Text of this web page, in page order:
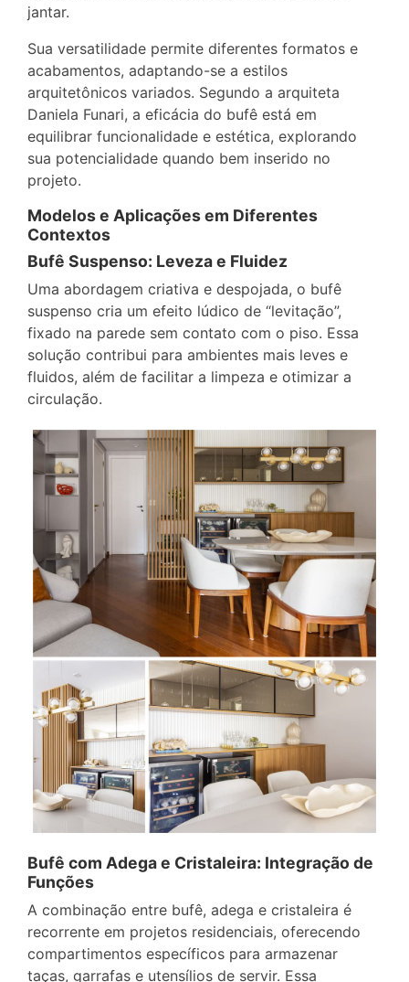
jantar.
Sua versatilidade permite diferentes formatos e
acabamentos, adaptando-se a estilos
arquitetônicos variados. Segundo a arquiteta
Daniela Funari, a eficácia do bufê está em
equilibrar funcionalidade e estética, explorando
sua potencialidade quando bem inserido no
projeto.
Modelos e Aplicações em Diferentes
Contextos
Bufê Suspenso: Leveza e Fluidez
Uma abordagem criativa e despojada, o bufê
suspenso cria um efeito lúdico de “levitação”,
fixado na parede sem contato com o piso. Essa
solução contribui para ambientes mais leves e
fluidos, além de facilitar a limpeza e otimizar a
circulação.
Bufê com Adega e Cristaleira: Integração de
Funções
A combinação entre bufê, adega e cristaleira é
recorrente em projetos residenciais, oferecendo
compartimentos específicos para armazenar
taças, garrafas e utensílios de servir. Essa